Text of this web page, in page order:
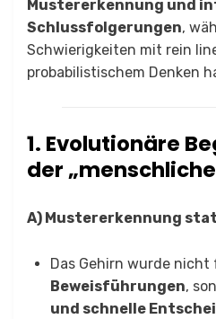
Mustererkennung und
Schlussfolgerungen,
Schwierigkeiten mit rein
probabilistischem Denken
1. Evolutionäre
der
A) Mustererkennung
Das Gehirn wurde nicht
Beweisführungen,
und schnelle